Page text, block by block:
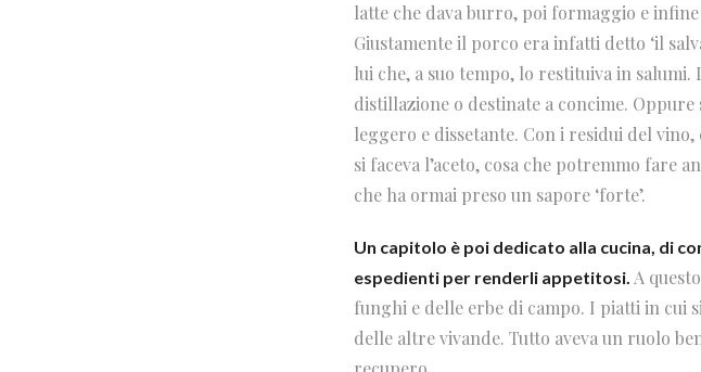
latte che dava burro, poi formaggio e
Giustamente il porco era infatti detto ‘il
lui che, a suo tempo, lo restituiva in salumi.
distillazione o destinate a concime.
leggero e dissetante. Con i residui del
si faceva l’aceto, cosa che potremmo fare
che ha ormai preso un sapore ‘forte’.
Un capitolo è poi dedicato alla cucina, di
espedienti per renderli appetitosi. A
funghi e delle erbe di campo. I piatti in cui
delle altre vivande. Tutto aveva un ruolo